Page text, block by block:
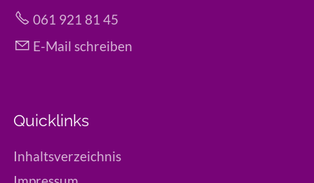
061 921 81 45
E-Mail schreiben
Quicklinks
Inhaltsverzeichnis